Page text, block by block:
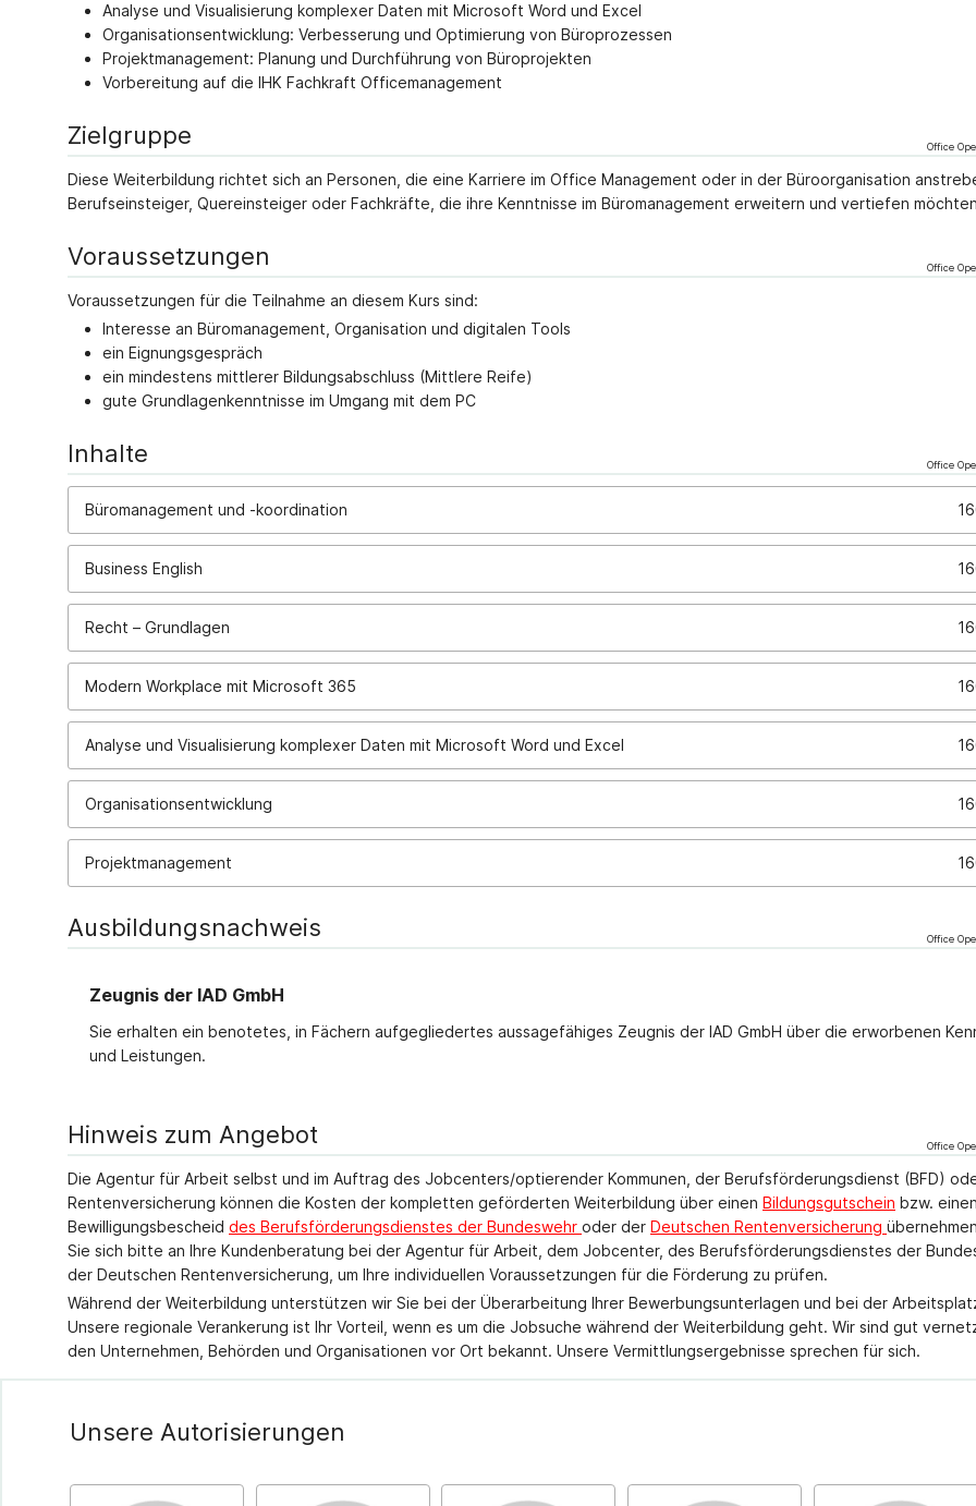
Analyse und Visualisierung komplexer Daten mit Microsoft Word und Excel
Organisationsentwicklung: Verbesserung und Optimierung von Büroprozessen
Projektmanagement: Planung und Durchführung von Büroprojekten
Vorbereitung auf die IHK Fachkraft Officemanagement
Zielgruppe Office
Diese Weiterbildung richtet sich an Personen, die eine Karriere im Office Management oder in der Büroorganisation
Berufseinsteiger, Quereinsteiger oder Fachkräfte, die ihre Kenntnisse im Büromanagement erweitern und vertiefen
Voraussetzungen Office
Voraussetzungen für die Teilnahme an diesem Kurs sind:
Interesse an Büromanagement, Organisation und digitalen Tools
ein Eignungsgespräch
ein mindestens mittlerer Bildungsabschluss (Mittlere Reife)
gute Grundlagenkenntnisse im Umgang mit dem PC
Inhalte Office
Büromanagement und -koordination
Business English
Recht – Grundlagen
Modern Workplace mit Microsoft 365
Analyse und Visualisierung komplexer Daten mit Microsoft Word und Excel
Organisationsentwicklung
Projektmanagement
Ausbildungsnachweis Office
Zeugnis der IAD GmbH
Sie erhalten ein benotetes, in Fächern aufgegliedertes aussagefähiges Zeugnis der IAD GmbH über die erworbenen
und Leistungen.
Hinweis zum Angebot Office
Die Agentur für Arbeit selbst und im Auftrag des Jobcenters/optierender Kommunen, der Berufsförderungsdienst (BFD)
Rentenversicherung können die Kosten der kompletten geförderten Weiterbildung über einen Bildungsgutschein bzw. einen
Bewilligungsbescheid des Berufsförderungsdienstes der Bundeswehr oder der Deutschen Rentenversicherung
Sie sich bitte an Ihre Kundenberatung bei der Agentur für Arbeit, dem Jobcenter, des Berufsförderungsdienstes der
der Deutschen Rentenversicherung, um Ihre individuellen Voraussetzungen für die Förderung zu prüfen.
Während der Weiterbildung unterstützen wir Sie bei der Überarbeitung Ihrer Bewerbungsunterlagen und bei der
Unsere regionale Verankerung ist Ihr Vorteil, wenn es um die Jobsuche während der Weiterbildung geht. Wir sind gut
den Unternehmen, Behörden und Organisationen vor Ort bekannt. Unsere Vermittlungsergebnisse sprechen für sich.
Unsere Autorisierungen